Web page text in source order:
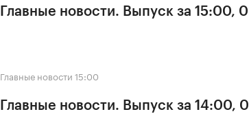
Главные новости. Выпуск за 15:00,
Главные новости 15:00
Главные новости. Выпуск за 14:00,